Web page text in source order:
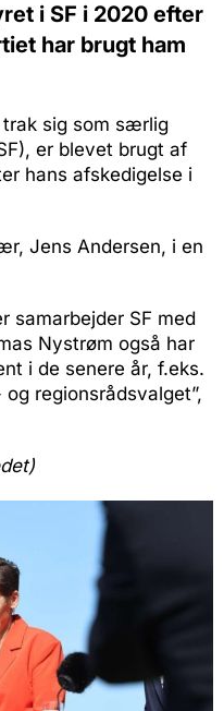
i SF i 2020 efter
har brugt ham
sig som særlig
er blevet brugt af
hans afskedigelse i
Jens Andersen, i en
samarbejder SF med
Nystrøm også har
i de senere år, f.eks.
regionsrådsvalget”,